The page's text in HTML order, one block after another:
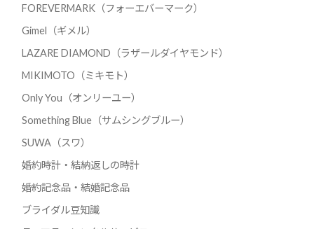
FOREVERMARK（フォーエバーマーク）
Gimel（ギメル）
LAZARE DIAMOND（ラザールダイヤモンド）
MIKIMOTO（ミキモト）
Only You（オンリーユー）
Something Blue（サムシングブルー）
SUWA（スワ）
婚約時計・結納返しの時計
婚約記念品・結婚記念品
ブライダル豆知識